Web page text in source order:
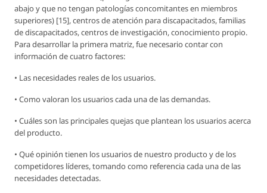
abajo y que no tengan patologías concomitantes en miembros
superiores) [15], centros de atención para discapacitados, familias
de discapacitados, centros de investigación, conocimiento propio.
Para desarrollar la primera matriz, fue necesario contar con
información de cuatro factores:
• Las necesidades reales de los usuarios.
• Como valoran los usuarios cada una de las demandas.
• Cuáles son las principales quejas que plantean los usuarios acerca
del producto.
• Qué opinión tienen los usuarios de nuestro producto y de los
competidores líderes, tomando como referencia cada una de las
necesidades detectadas.